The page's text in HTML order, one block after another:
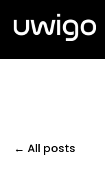
All posts